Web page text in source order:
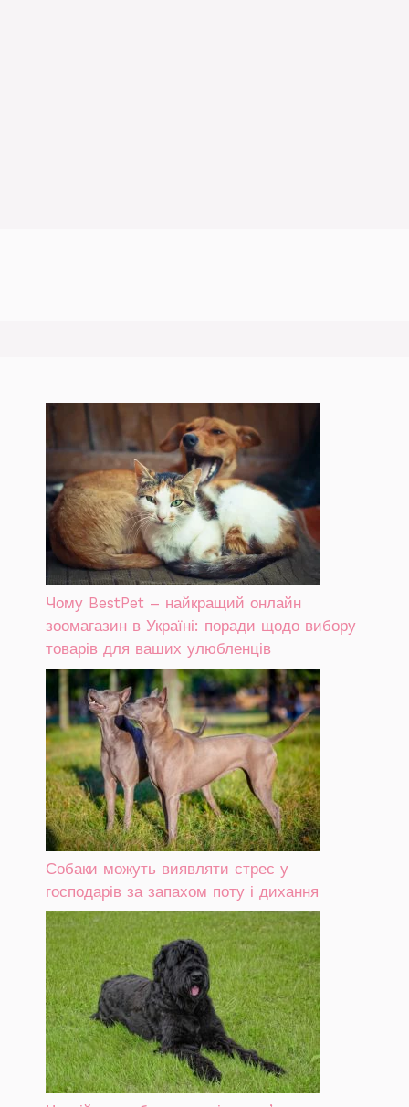
Чому BestPet – найкращий онлайн
зоомагазин в Україні: поради щодо вибору
товарів для ваших улюбленців
Собаки можуть виявляти стрес у
господарів за запахом поту і дихання